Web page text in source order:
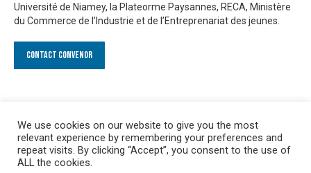
Université de Niamey, la Plateorme Paysannes, RECA, Ministère
du Commerce de l’Industrie et de l’Entreprenariat des jeunes.
Contact Convenor
We use cookies on our website to give you the most
relevant experience by remembering your preferences and
repeat visits. By clicking “Accept”, you consent to the use of
ALL the cookies.